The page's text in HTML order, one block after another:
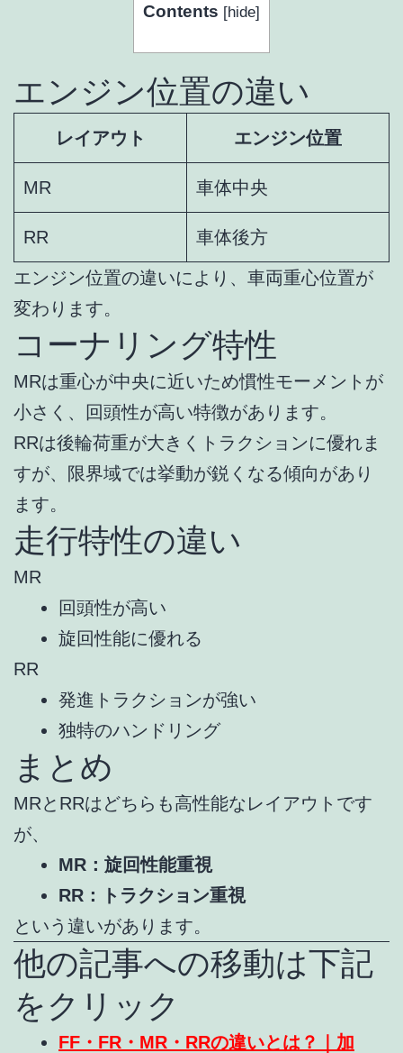
Contents [hide]
エンジン位置の違い
レイアウト エンジン位置
MR 車体中央
RR 車体後方
エンジン位置の違いにより、車両重心位置が
変わります。
コーナリング特性
MRは重心が中央に近いため慣性モーメントが
小さく、回頭性が高い特徴があります。
RRは後輪荷重が大きくトラクションに優れま
すが、限界域では挙動が鋭くなる傾向があり
ます。
走行特性の違い
MR
回頭性が高い
旋回性能に優れる
RR
発進トラクションが強い
独特のハンドリング
まとめ
MRとRRはどちらも高性能なレイアウトです
が、
MR：旋回性能重視
RR：トラクション重視
という違いがあります。
他の記事への移動は下記
をクリック
FF・FR・MR・RRの違いとは？｜加